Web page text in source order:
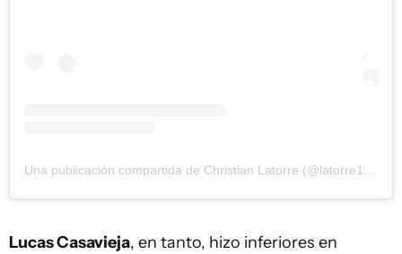
Una publicación compartida de Christian Latorre (@latorre1418)
Lucas Casavieja, en tanto, hizo inferiores en